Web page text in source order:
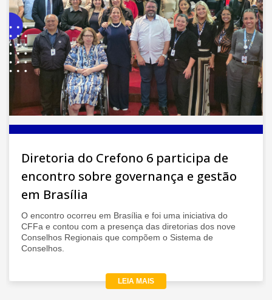
Diretoria do Crefono 6 participa de
encontro sobre governança e gestão
em Brasília
O encontro ocorreu em Brasília e foi uma iniciativa do
CFFa e contou com a presença das diretorias dos nove
Conselhos Regionais que compõem o Sistema de
Conselhos.
LEIA MAIS